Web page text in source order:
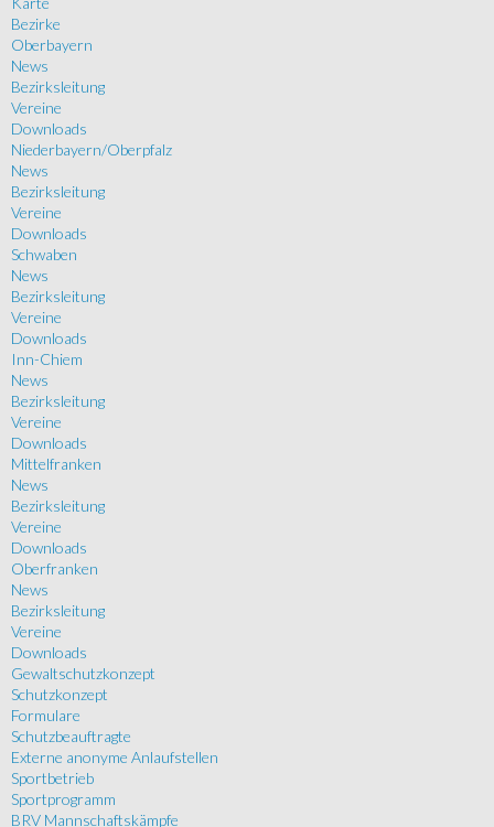
Bezirke
Oberbayern
News
Bezirksleitung
Vereine
Downloads
Niederbayern/Oberpfalz
News
Bezirksleitung
Vereine
Downloads
Schwaben
News
Bezirksleitung
Vereine
Downloads
Inn-Chiem
News
Bezirksleitung
Vereine
Downloads
Mittelfranken
News
Bezirksleitung
Vereine
Downloads
Oberfranken
News
Bezirksleitung
Vereine
Downloads
Gewaltschutzkonzept
Schutzkonzept
Formulare
Schutzbeauftragte
Externe anonyme Anlaufstellen
Sportbetrieb
Sportprogramm
BRV Mannschaftskämpfe